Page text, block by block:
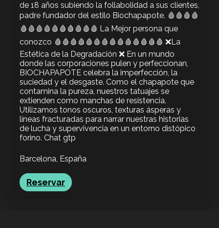
undefined
undefined
de 18 años subiendo la follabolidad a sus clientes,
padre fundador del estilo Biochapapote. 🩸🩸🩸🩸
🩸🩸🩸🩸🩸🩸🩸🩸🩸🩸 La Mejor persona que
conozco 🩸🩸🩸🩸🩸🩸🩸🩸🩸🩸🩸🩸🩸🩸 ❌La
Estética de la Degradación ❌ En un mundo
donde las corporaciones pulen y perfeccionan,
BIOCHAPAPOTE celebra la imperfección, la
suciedad y el desgaste. Como el chapapote que
contamina la pureza, nuestros tatuajes se
extienden como manchas de resistencia.
Utilizamos tonos oscuros, texturas ásperas y
líneas fracturadas para narrar nuestras historias
de lucha y supervivencia en un entorno distópico
forino. Chat gtp
Barcelona, España
Reservar